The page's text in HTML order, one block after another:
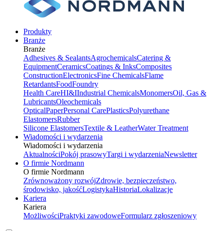
Produkty
Branże
Branże
Adhesives & SealantsAgrochemicalsCatering &
EquipmentCeramicsCoatings & InksComposites
ConstructionElectronicsFine ChemicalsFlame
RetardantsFoodFoundry
Health CareHI&IIndustrial ChemicalsMonomersOil, Gas &
LubricantsOleochemicals
OpticalPaperPersonal CarePlasticsPolyurethane
ElastomersRubber
Silicone ElastomersTextile & LeatherWater Treatment
Wiadomości i wydarzenia
Wiadomości i wydarzenia
AktualnościPokój prasowyTargi i wydarzeniaNewsletter
O firmie Nordmann
O firmie Nordmann
Zrównoważony rozwójZdrowie, bezpieczeństwo,
środowisko, jakośćLogistykaHistoriaLokalizacje
Kariera
Kariera
MożliwościPraktyki zawodoweFormularz zgłoszeniowy